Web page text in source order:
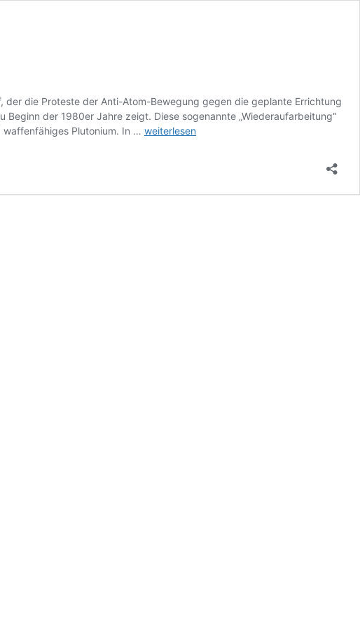
der die Proteste der Anti-Atom-Bewegung gegen die geplante Errichtung
der 1980er Jahre zeigt. Diese sogenannte „Wiederaufarbeitung“
waffenfähiges Plutonium. In … Filmseminar:
weiterlesen